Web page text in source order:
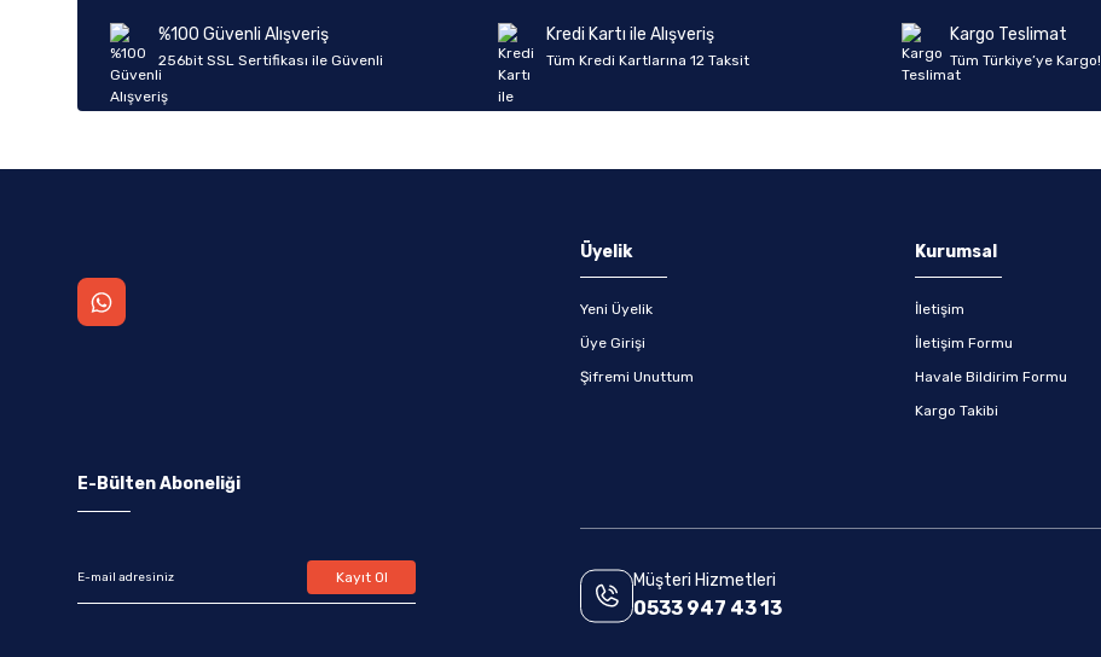
Ürün fiyatı diğer sitelerden daha pahalı.
Bu ürüne benzer farklı alternatifler olmalı.
%100 Güvenli Alışveriş
256bit SSL Sertifikası ile Güvenli
Kredi Kartı ile Alışveriş
Tüm Kredi Kartlarına 12 Taksit
Kargo Teslimat
Tüm Türkiye’ye Kargo!
Üyelik
Yeni Üyelik
Üye Girişi
Şifremi Unuttum
Kurumsal
İletişim
İletişim Formu
Havale Bildirim Formu
Kargo Takibi
E-Bülten Aboneliği
Kayıt Ol Müşteri Hizmetleri
0533 947 43 13